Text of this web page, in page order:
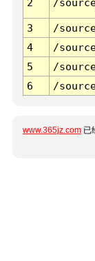
2 /
3 /
4
/
5
/
6
/
www.365jz.com 已